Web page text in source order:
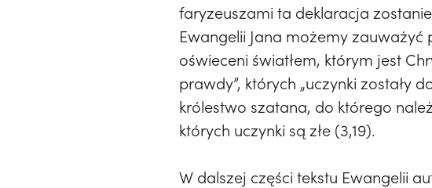
faryzeuszami ta deklaracja zostanie
Ewangelii Jana możemy zauważyć
oświeceni światłem, którym jest
prawdy”, których „uczynki zostały
królestwo szatana, do którego
których uczynki są złe (3,19).
W dalszej części tekstu Ewangelii